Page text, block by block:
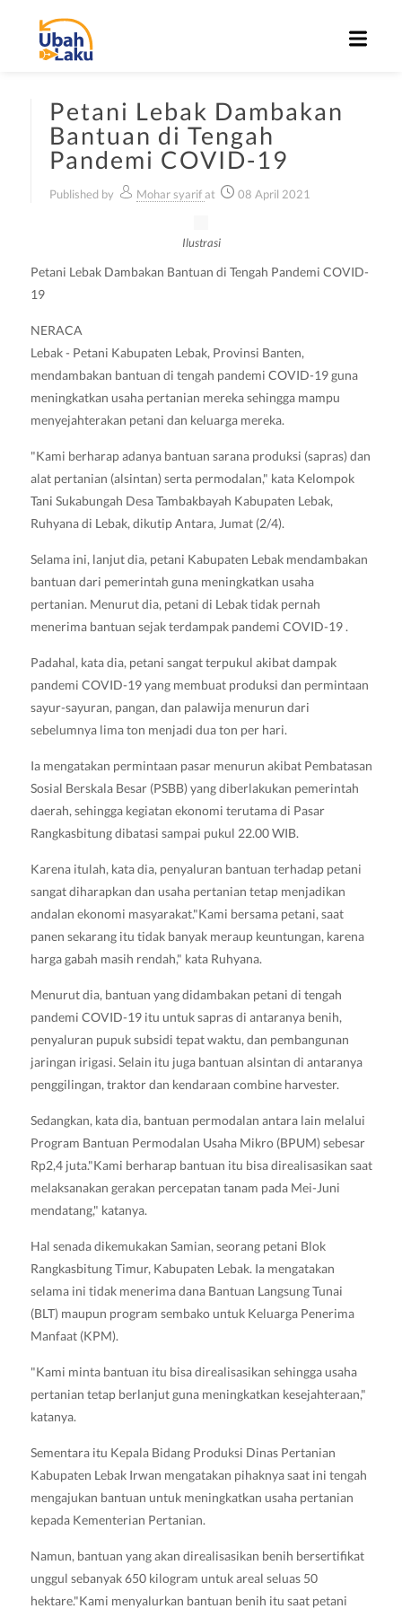
Petani Lebak Dambakan
Bantuan di Tengah
Pandemi COVID-19
Published by Mohar syarifat 08 April 2021
Ilustrasi
Petani Lebak Dambakan Bantuan di Tengah Pandemi COVID-
19
NERACA
Lebak - Petani Kabupaten Lebak, Provinsi Banten,
mendambakan bantuan di tengah pandemi COVID-19 guna
meningkatkan usaha pertanian mereka sehingga mampu
menyejahterakan petani dan keluarga mereka.
"Kami berharap adanya bantuan sarana produksi (sapras) dan
alat pertanian (alsintan) serta permodalan," kata Kelompok
Tani Sukabungah Desa Tambakbayah Kabupaten Lebak,
Ruhyana di Lebak, dikutip Antara, Jumat (2/4).
Selama ini, lanjut dia, petani Kabupaten Lebak mendambakan
bantuan dari pemerintah guna meningkatkan usaha
pertanian. Menurut dia, petani di Lebak tidak pernah
menerima bantuan sejak terdampak pandemi COVID-19 .
Padahal, kata dia, petani sangat terpukul akibat dampak
pandemi COVID-19 yang membuat produksi dan permintaan
sayur-sayuran, pangan, dan palawija menurun dari
sebelumnya lima ton menjadi dua ton per hari.
Ia mengatakan permintaan pasar menurun akibat Pembatasan
Sosial Berskala Besar (PSBB) yang diberlakukan pemerintah
daerah, sehingga kegiatan ekonomi terutama di Pasar
Rangkasbitung dibatasi sampai pukul 22.00 WIB.
Karena itulah, kata dia, penyaluran bantuan terhadap petani
sangat diharapkan dan usaha pertanian tetap menjadikan
andalan ekonomi masyarakat."Kami bersama petani, saat
panen sekarang itu tidak banyak meraup keuntungan, karena
harga gabah masih rendah," kata Ruhyana.
Menurut dia, bantuan yang didambakan petani di tengah
pandemi COVID-19 itu untuk sapras di antaranya benih,
penyaluran pupuk subsidi tepat waktu, dan pembangunan
jaringan irigasi. Selain itu juga bantuan alsintan di antaranya
penggilingan, traktor dan kendaraan combine harvester.
Sedangkan, kata dia, bantuan permodalan antara lain melalui
Program Bantuan Permodalan Usaha Mikro (BPUM) sebesar
Rp2,4 juta."Kami berharap bantuan itu bisa direalisasikan saat
melaksanakan gerakan percepatan tanam pada Mei-Juni
mendatang," katanya.
Hal senada dikemukakan Samian, seorang petani Blok
Rangkasbitung Timur, Kabupaten Lebak. Ia mengatakan
selama ini tidak menerima dana Bantuan Langsung Tunai
(BLT) maupun program sembako untuk Keluarga Penerima
Manfaat (KPM).
"Kami minta bantuan itu bisa direalisasikan sehingga usaha
pertanian tetap berlanjut guna meningkatkan kesejahteraan,"
katanya.
Sementara itu Kepala Bidang Produksi Dinas Pertanian
Kabupaten Lebak Irwan mengatakan pihaknya saat ini tengah
mengajukan bantuan untuk meningkatkan usaha pertanian
kepada Kementerian Pertanian.
Namun, bantuan yang akan direalisasikan benih bersertifikat
unggul sebanyak 650 kilogram untuk areal seluas 50
hektare."Kami menyalurkan bantuan benih itu saat petani